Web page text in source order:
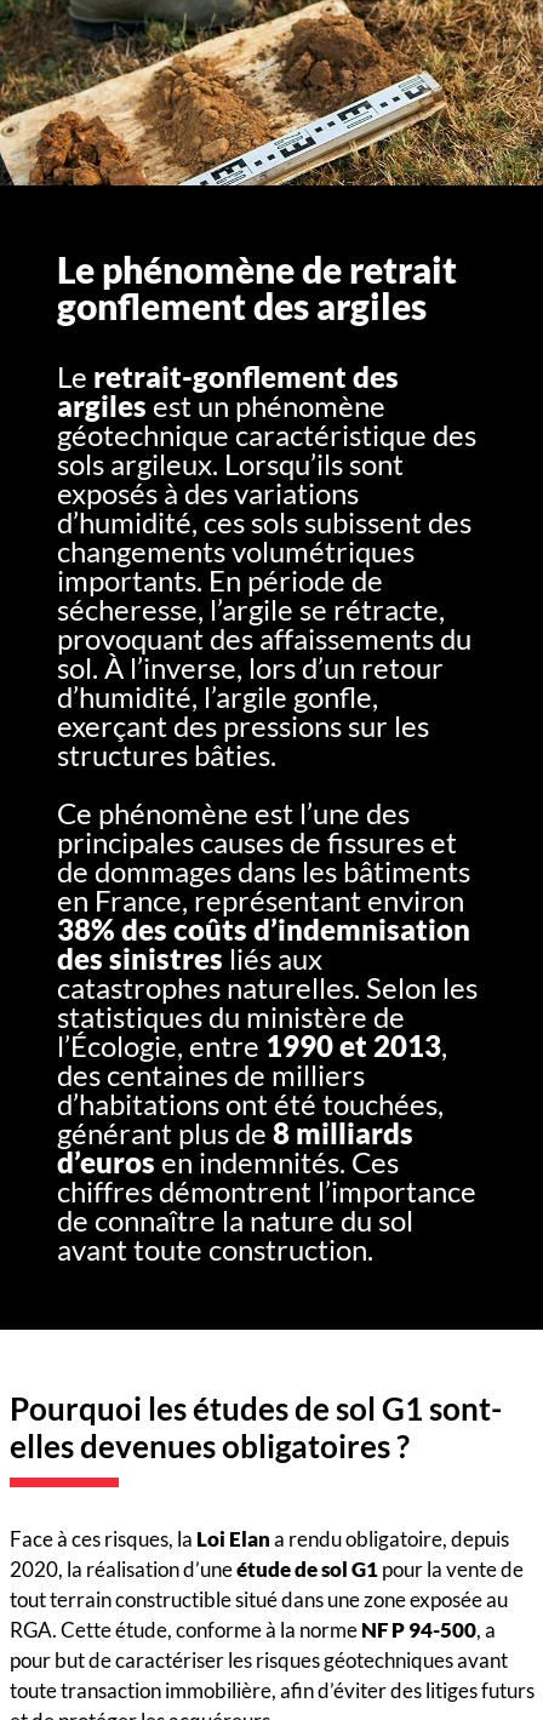
Le phénomène de retrait
gonflement des argiles
Le retrait-gonflement des
argiles est un phénomène
géotechnique caractéristique des
sols argileux. Lorsqu’ils sont
exposés à des variations
d’humidité, ces sols subissent des
changements volumétriques
importants. En période de
sécheresse, l’argile se rétracte,
provoquant des affaissements du
sol. À l’inverse, lors d’un retour
d’humidité, l’argile gonfle,
exerçant des pressions sur les
structures bâties.
Ce phénomène est l’une des
principales causes de fissures et
de dommages dans les bâtiments
en France, représentant environ
38% des coûts d’indemnisation
des sinistres liés aux
catastrophes naturelles. Selon les
statistiques du ministère de
l’Écologie, entre 1990 et 2013,
des centaines de milliers
d’habitations ont été touchées,
générant plus de 8 milliards
d’euros en indemnités. Ces
chiffres démontrent l’importance
de connaître la nature du sol
avant toute construction.
Pourquoi les études de sol G1 sont-
elles devenues obligatoires ?
Face à ces risques, la Loi Elana rendu obligatoire, depuis
2020, la réalisation d’uneétude de sol G1pour la vente de
tout terrain constructible situé dans une zone exposée au
RGA. Cette étude, conforme à la normeNF P 94-500, a
pour but de caractériser les risques géotechniques avant
toute transaction immobilière, afin d’éviter des litiges futurs